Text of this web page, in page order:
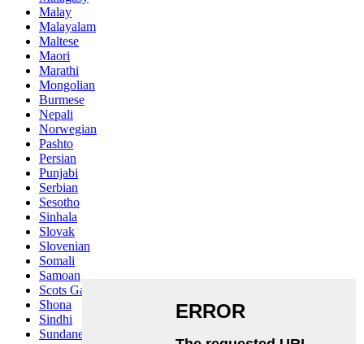
Malay
Malayalam
Maltese
Maori
Marathi
Mongolian
Burmese
Nepali
Norwegian
Pashto
Persian
Punjabi
Serbian
Sesotho
Sinhala
Slovak
Slovenian
Somali
Samoan
Scots Gaelic
Shona
Sindhi
Sundanese